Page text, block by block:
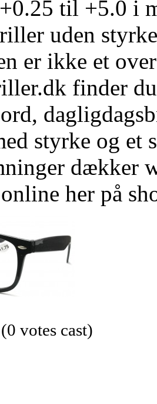
til +5.0 i
uden
er ikke et
finder
styrke og
dækker
online her på
(0 votes cast)